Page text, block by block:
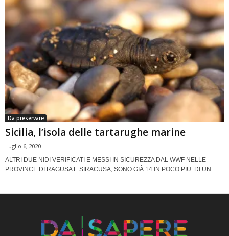
Da preservare
Sicilia, l’isola delle tartarughe marine
Luglio 6, 2020
ALTRI DUE NIDI VERIFICATI E MESSI IN SICUREZZA DAL WWF NELLE
PROVINCE DI RAGUSA E SIRACUSA, SONO GIÀ 14 IN POCO PIU’ DI UN...